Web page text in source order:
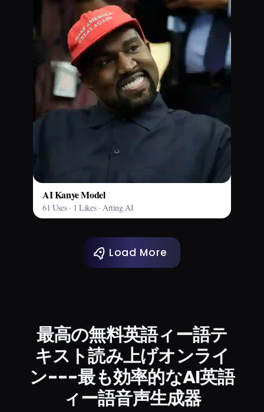
AI Kanye Model
61 Uses · 1 Likes · Arting AI
Load More
最高の無料英語ィー語テ
キスト読み上げオンライ
ン---最も効率的なAI英語
ィー語音声生成器